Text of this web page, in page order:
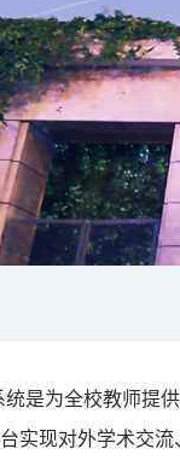
是为全校教师提
实现对外学术交